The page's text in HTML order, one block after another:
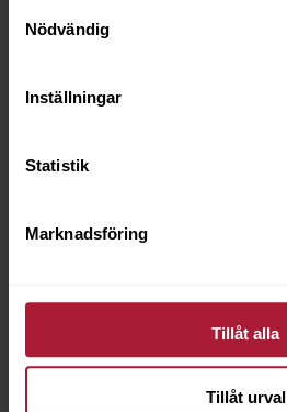
Nödvändig
Inställningar
Statistik
Marknadsföring
Tillåt alla
Tillåt urval
CRA-4702
Beställningsvara